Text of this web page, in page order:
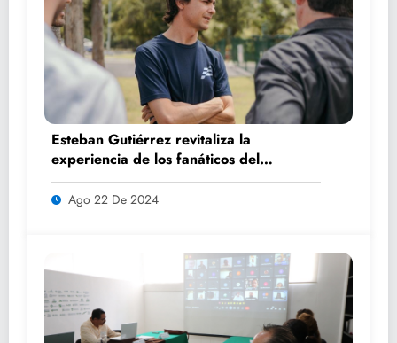
Esteban Gutiérrez revitaliza la
experiencia de los fanáticos del
automovilismo con DRIVER 1
Ago 22 De 2024